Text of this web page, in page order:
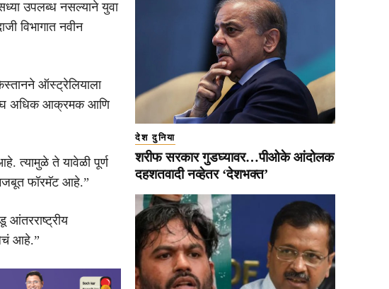
उपलब्ध नसल्याने युवा
विभागात नवीन
ऑस्ट्रेलियाला
संघ अधिक आक्रमक आणि
त्यामुळे ते यावेळी पूर्ण
फॉरमॅट आहे.”
आंतरराष्ट्रीय
आहे.”
देश दुनिया
शरीफ सरकार गुडघ्यावर…पीओके आंदोलक
दहशतवादी नव्हेतर ‘देशभक्त’